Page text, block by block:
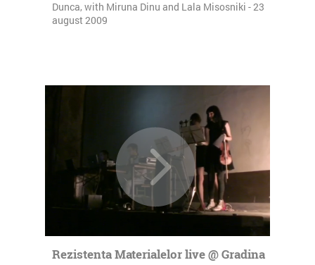
Dunca, with Miruna Dinu and Lala Misosniki - 23
august 2009
Rezistenta Materialelor live @ Gradina